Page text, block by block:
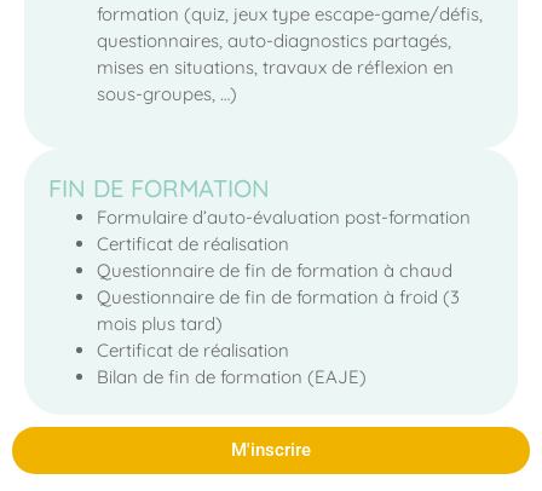
formation (quiz, jeux type escape-game/défis,
questionnaires, auto-diagnostics partagés,
mises en situations, travaux de réflexion en
sous-groupes, …)
FIN DE FORMATION
Formulaire d’auto-évaluation post-formation
Certificat de réalisation
Questionnaire de fin de formation à chaud
Questionnaire de fin de formation à froid (3
mois plus tard)
Certificat de réalisation
Bilan de fin de formation (EAJE)
M'inscrire